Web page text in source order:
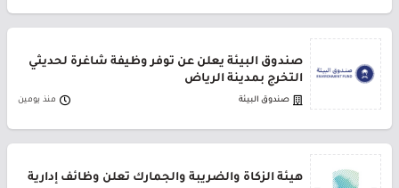
صندوق البيئة يعلن عن توفر وظيفة شاغرة لحديثي
التخرج بمدينة الرياض
صندوق البيئة منذ يومين
هيئة الزكاة والضريبة والجمارك تعلن وظائف إدارية